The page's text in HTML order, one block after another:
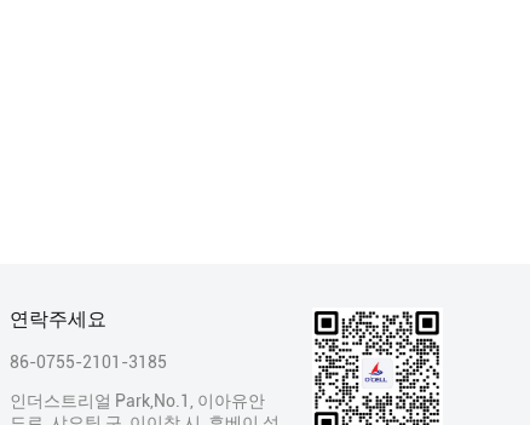
연락주세요
86-0755-2101-3185
인더스트리얼 Park,No.1, 이아유안